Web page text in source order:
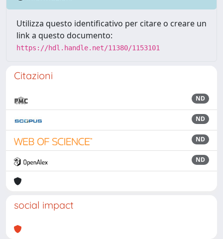
Utilizza questo identificativo per citare o creare un
link a questo documento:
https://hdl.handle.net/11380/1153101
Citazioni
ND
ND
ND
ND
social impact